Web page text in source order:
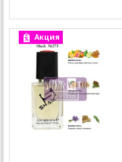
Акция